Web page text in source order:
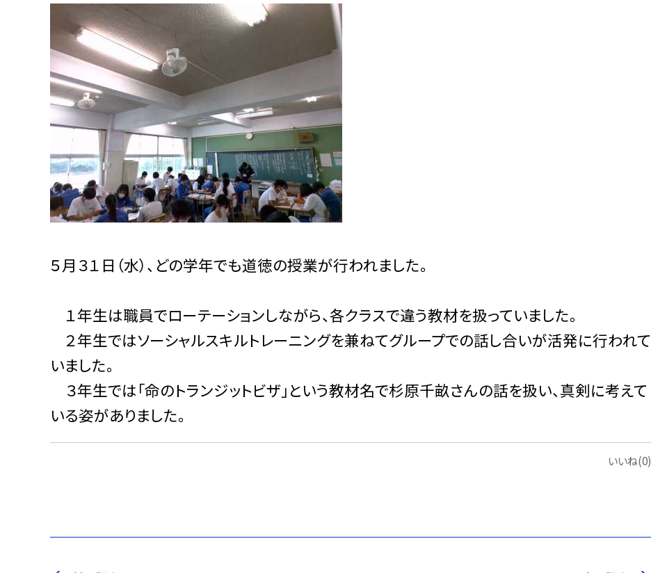
５月３１日（水）、どの学年でも道徳の授業が行われました。
１年生は職員でローテーションしながら、各クラスで違う教材を扱っていました。
２年生ではソーシャルスキルトレーニングを兼ねてグループでの話し合いが活発に行われて
いました。
３年生では「命のトランジットビザ」という教材名で杉原千畝さんの話を扱い、真剣に考えて
いる姿がありました。
いいね(0)